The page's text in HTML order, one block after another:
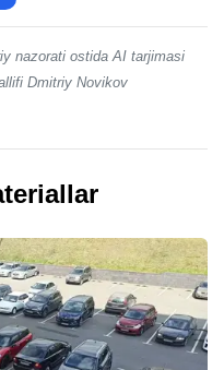
nazorati ostida AI tarjimasi
Dmitriy Novikov